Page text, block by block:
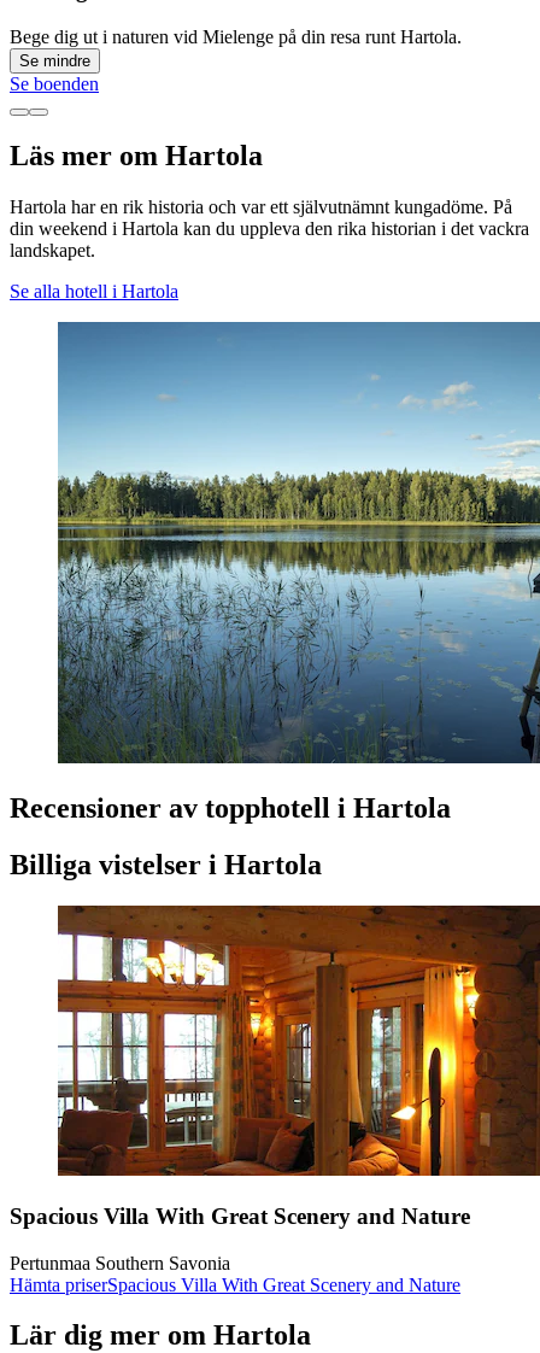
Bege dig ut i naturen vid Mielenge på din resa runt Hartola.
Se mindre
Se boenden
Läs mer om Hartola
Hartola har en rik historia och var ett självutnämnt kungadöme. På
din weekend i Hartola kan du uppleva den rika historian i det vackra
landskapet.
Se alla hotell i Hartola
Recensioner av topphotell i Hartola
Billiga vistelser i Hartola
Spacious Villa With Great Scenery and Nature
Pertunmaa Southern Savonia
Hämta priserSpacious Villa With Great Scenery and Nature
Lär dig mer om Hartola